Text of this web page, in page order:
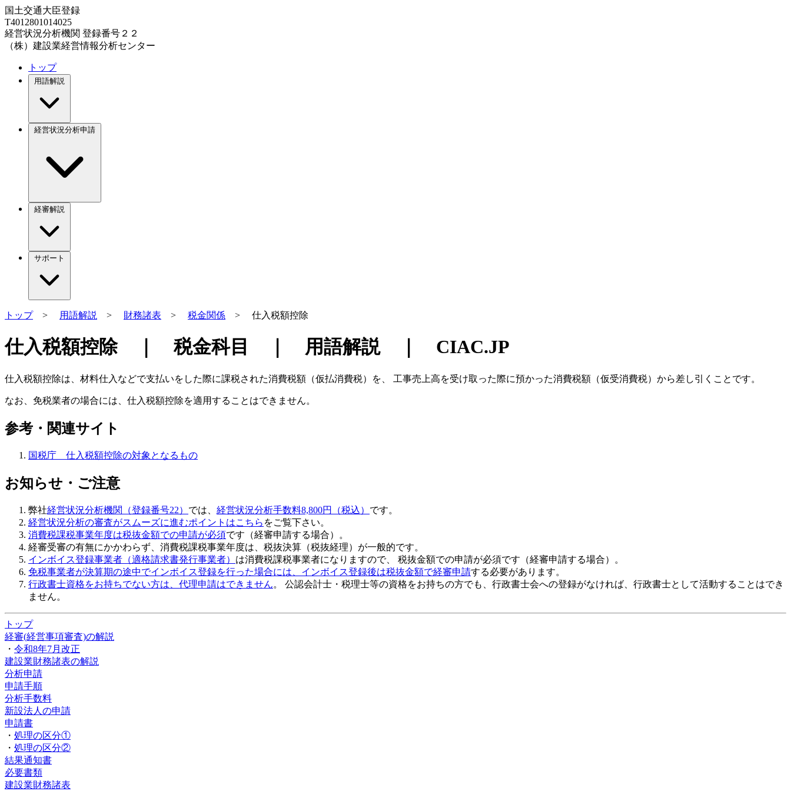
国土交通大臣登録
T4012801014025
経営状況分析機関 登録番号２２
（株）建設業経営情報分析センター
トップ
用語解説
経営状況分析申請
経審解説
サポート
トップ> 用語解説 > 財務諸表 > 税金関係 > 仕入税額控除
仕入税額控除 ｜ 税金科目 ｜ 用語解説 ｜ CIAC.JP
仕入税額控除は、材料仕入などで支払いをした際に課税された消費税額（仮払消費税）を、 工事売上高を受け取った際に預かった消費税額（仮受消費税）から差し引くことです。
なお、免税業者の場合には、仕入税額控除を適用することはできません。
参考・関連サイト
国税庁 仕入税額控除の対象となるもの
お知らせ・ご注意
弊社経営状況分析機関（登録番号22） では、 経営状況分析手数料8,800円（税込） です。
経営状況分析の審査がスムーズに進むポイントはこちら をご覧下さい。
消費税課税事業年度は税抜金額での申請が必須です（経審申請する場合）。
経審受審の有無にかかわらず、消費税課税事業年度は、税抜決算（税抜経理）が一般的です。
インボイス登録事業者（適格請求書発行事業者） は消費税課税事業者になりますので、 税抜金額での申請が必須です（経審申請する場合）。
免税事業者が決算期の途中でインボイス登録を行った場合には、インボイス登録後は税抜金額で経審申請する必要があります。
行政書士資格をお持ちでない方は、代理申請はできません。 公認会計士・税理士等の資格をお持ちの方でも、行政書士会への登録がなければ、行政書士として活動することはでき
ません。
トップ
経審(経営事項審査)の解説
・ 令和8年7月改正
建設業財務諸表の解説
分析申請
申請手順
分析手数料
新設法人の申請
申請書
・ 処理の区分①
・ 処理の区分②
結果通知書
必要書類
建設業財務諸表